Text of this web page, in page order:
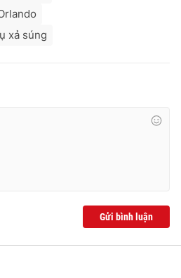
thức nếu không có sự chấp
xả súng
Gửi bình luận